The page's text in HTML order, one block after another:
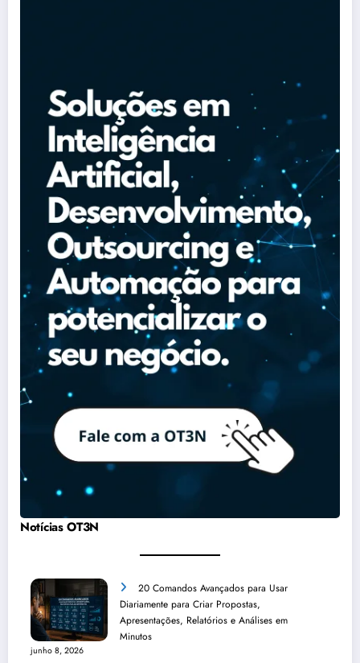
Notícias OT3N
20 Comandos Avançados para Usar
Diariamente para Criar Propostas,
Apresentações, Relatórios e Análises em
Minutos
junho 8, 2026